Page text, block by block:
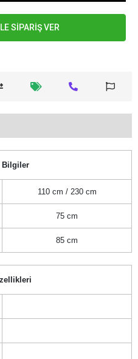
SİPARİŞ VER
Bilgiler
110 cm / 230 cm
75 cm
85 cm